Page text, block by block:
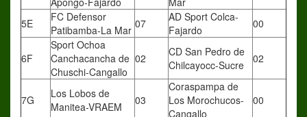
5E
FC Defensor
Patibamba-La Mar 07
AD Sport Colca-
Fajardo
00
6F
Sport Ochoa
Canchacancha de
Chuschi-Cangallo
02
CD San Pedro de
Chilcayocc-Sucre
02
7G
Los Lobos de
Manitea-VRAEM
03
Coraspampa de
Los Morochucos-
Cangallo
00